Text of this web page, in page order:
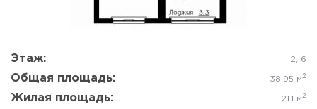
Этаж: 2, 6
Общая площадь: 38.95 м 2
Жилая площадь: 21.1 м 2